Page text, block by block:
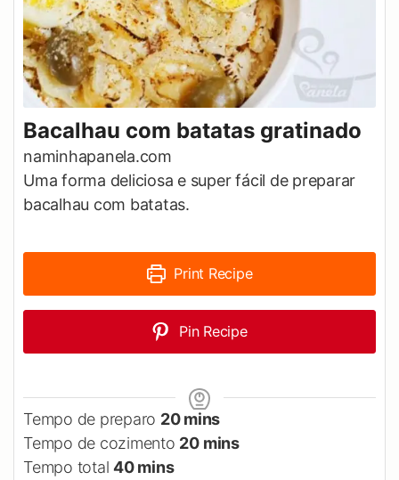
Bacalhau com batatas gratinado
naminhapanela.com
Uma forma deliciosa e super fácil de preparar
bacalhau com batatas.
Print Recipe
Pin Recipe
Tempo de preparo 20minutes
mins
Tempo de cozimento 20minutes
mins
Tempo total40minutes
mins